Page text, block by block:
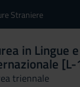
Straniere
in Lingue
triennale